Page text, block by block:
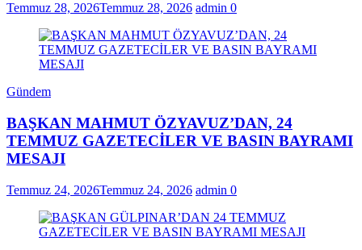
Temmuz 28, 2026Temmuz 28, 2026 admin 0
Gündem
BAŞKAN MAHMUT ÖZYAVUZ’DAN, 24
TEMMUZ GAZETECİLER VE BASIN BAYRAMI
MESAJI
Temmuz 24, 2026Temmuz 24, 2026 admin 0